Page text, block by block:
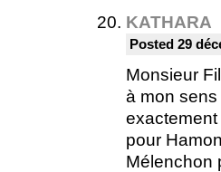
KATHARA
Posted 29
Monsieur
à mon sens
pour
Mélenchon